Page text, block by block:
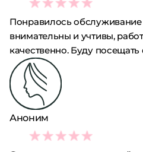
5
Понравилось обслуживание
внимательны и учтивы,
качественно. Буду посещать
Аноним
5